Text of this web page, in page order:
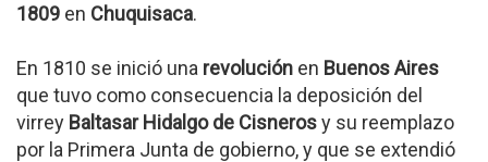
1809 en Chuquisaca.
En 1810 se inició una revolución en Buenos Aires
que tuvo como consecuencia la deposición del
virrey Baltasar Hidalgo de Cisnerosy su reemplazo
por la Primera Junta de gobierno, y que se extendió